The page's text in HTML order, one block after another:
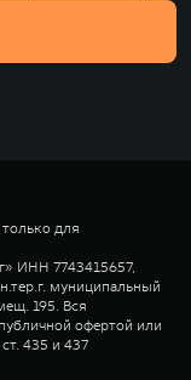
для
ИНН 7743415657,
муниципальный
195. Вся
офертой или
435 и 437